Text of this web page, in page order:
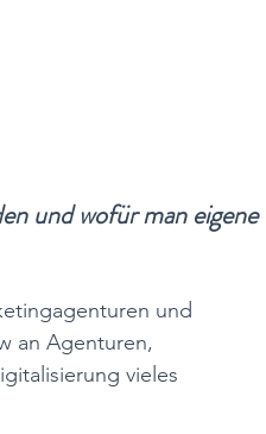
und wofür man eigene
und
an Agenturen,
vieles